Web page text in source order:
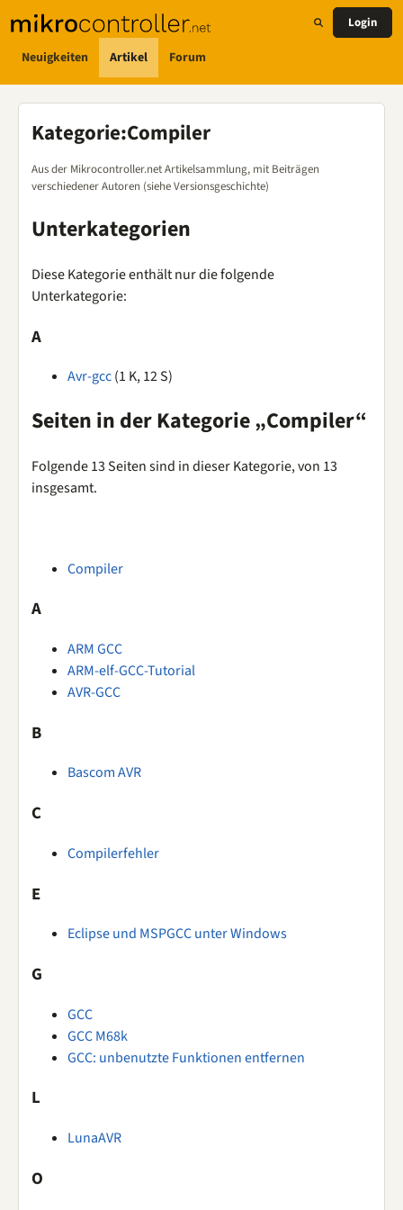
Neuigkeiten Artikel Forum
Login
Kategorie:Compiler
Aus der Mikrocontroller.net Artikelsammlung, mit Beiträgen
verschiedener Autoren (siehe Versionsgeschichte)
Unterkategorien
Diese Kategorie enthält nur die folgende
Unterkategorie:
A
Avr-gcc(1 K, 12 S)
Seiten in der Kategorie „Compiler“
Folgende 13 Seiten sind in dieser Kategorie, von 13
insgesamt.
Compiler
A
ARM GCC
ARM-elf-GCC-Tutorial
AVR-GCC
B
Bascom AVR
C
Compilerfehler
E
Eclipse und MSPGCC unter Windows
G
GCC
GCC M68k
GCC: unbenutzte Funktionen entfernen
L
LunaAVR
O